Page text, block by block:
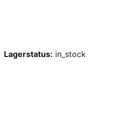
Lagerstatus: in_stock